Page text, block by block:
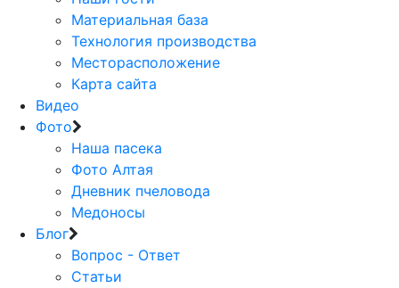
Материальная база
Технология производства
Месторасположение
Карта сайта
Видео
Фото
Наша пасека
Фото Алтая
Дневник пчеловода
Медоносы
Блог
Вопрос - Ответ
Статьи